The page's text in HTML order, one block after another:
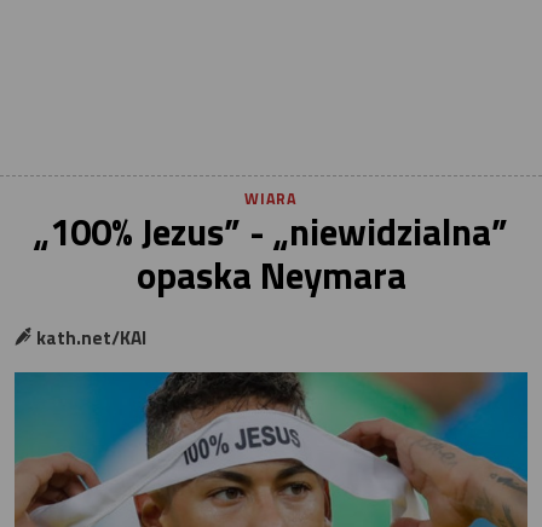
WIARA
„100% Jezus” - „niewidzialna”
opaska Neymara
kath.net/KAI